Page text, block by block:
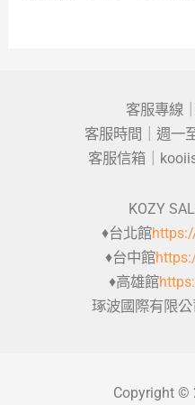
客服專線
客服時間｜週一
客服信箱｜
KOZY
♦台北館
♦台中館
♦高雄館
琢波國際有限
Copyright ©